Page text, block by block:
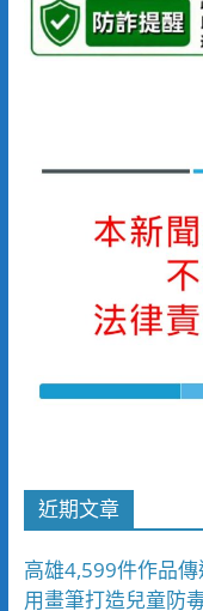
近期文章
高雄4,599件作品
用畫筆打造兒童防